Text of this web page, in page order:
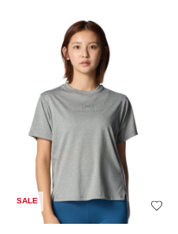
SALE